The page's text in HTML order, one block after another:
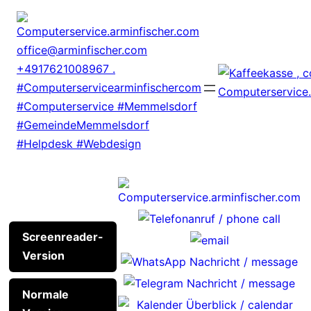
Zum
Inhalt
springen
Screenreader-
Version
Normale